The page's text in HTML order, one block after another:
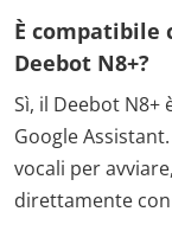
È compatibile
Deebot N8+?
Sì, il Deebot N8+
Google
vocali per
direttamente con